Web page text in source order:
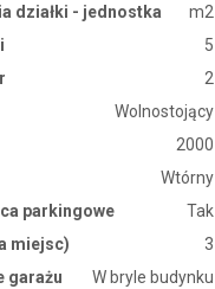
działki - jednostka
m2
5
2
Wolnostojący
2000
Wtórny
parkingowe
Tak
miejsc)
3
garażu
W bryle budynku